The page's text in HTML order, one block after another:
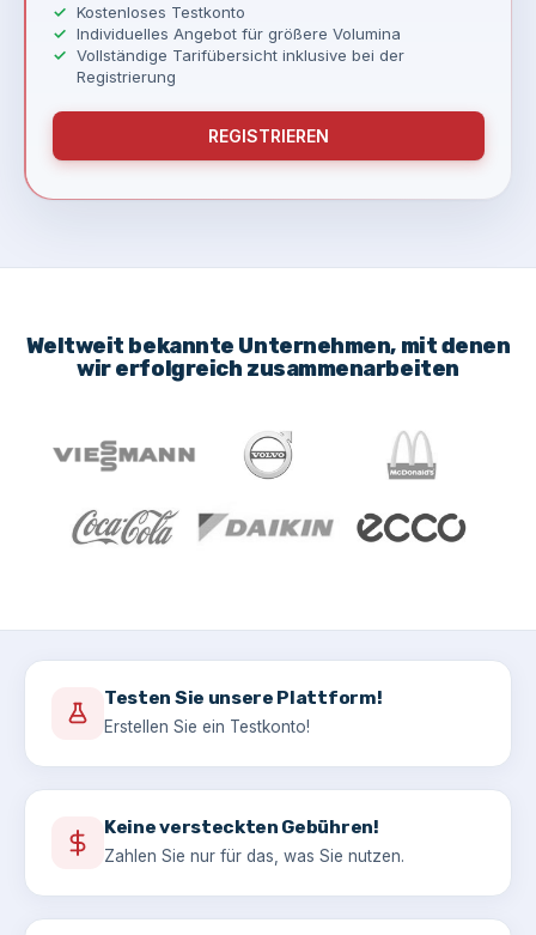
Weltweit bekannte Unternehmen, mit denen
wir erfolgreich zusammenarbeiten
Testen Sie unsere Plattform!
Erstellen Sie ein Testkonto!
Keine versteckten Gebühren!
Zahlen Sie nur für das, was Sie nutzen.
Kostenloses Testkonto
Individuelles Angebot für größere Volumina
Vollständige Tarifübersicht inklusive bei der
Registrierung
REGISTRIEREN